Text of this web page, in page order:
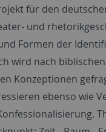
für den
und
Formen der
wird nach biblischen
Konzeptionen
ebenso wie